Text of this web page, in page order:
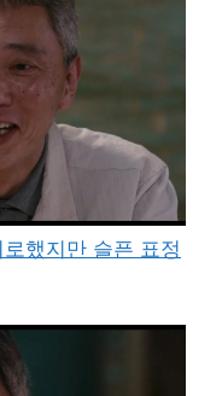
했지만 슬픈 표정